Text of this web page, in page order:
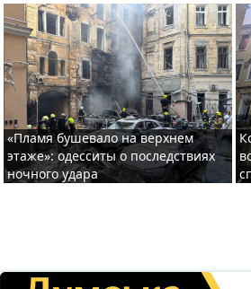
«Пламя бушевало на верхнем
этаже»: одесситы о последствиях
ночного удара